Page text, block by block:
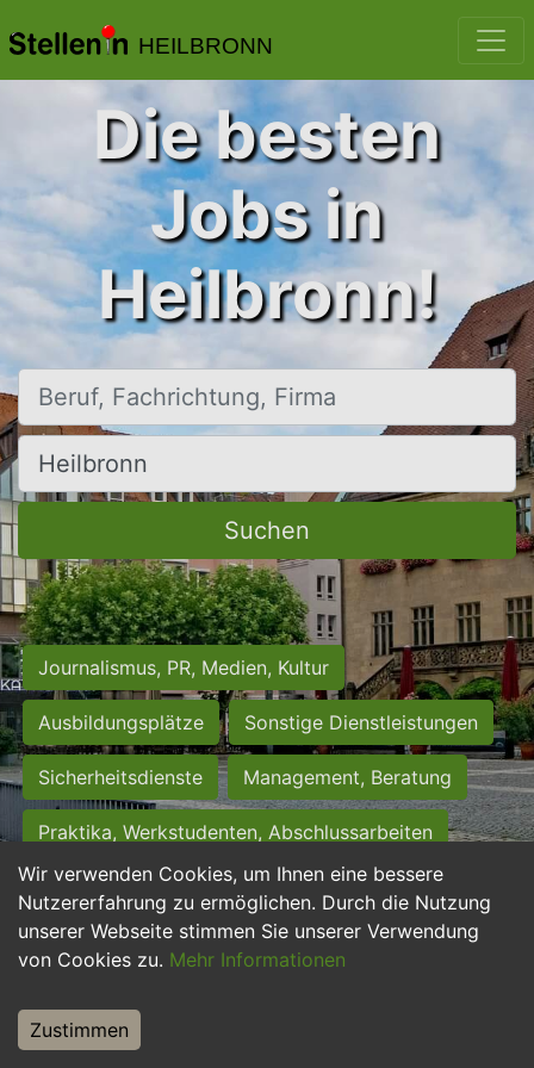
HEILBRONN
Wir verwenden Cookies, um Ihnen eine bessere
Nutzererfahrung zu ermöglichen. Durch die Nutzung
unserer Webseite stimmen Sie unserer Verwendung
von Cookies zu. Mehr Informationen
Zustimmen
Die besten
Jobs in
Heilbronn!
Beruf, Fachrichtung, Firma
Ort, Stadt
Suchen
Journalismus, PR, Medien, Kultur
Ausbildungsplätze Sonstige Dienstleistungen
Sicherheitsdienste Management, Beratung
Praktika, Werkstudenten, Abschlussarbeiten
Personalwesen Assistenz, Sekretariat
Hilfskräfte, Aushilfs- und Nebenjobs
Weiterbildung, Studium, duale Ausbildung